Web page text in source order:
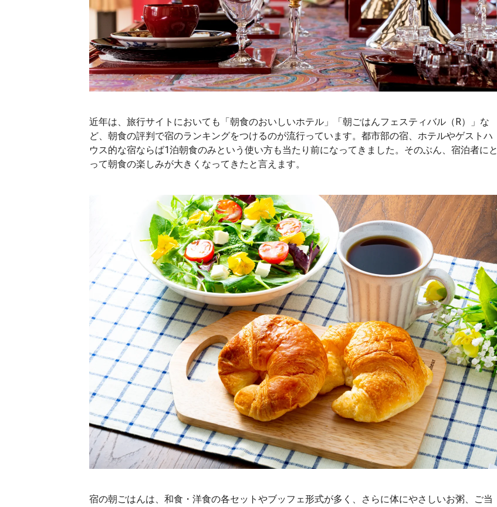
近年は、旅行サイトにおいても「朝食のおいしいホテル」「朝ごはんフェスティバル（R）」な
ど、朝食の評判で宿のランキングをつけるのが流行っています。都市部の宿、ホテルやゲストハ
ウス的な宿ならば1泊朝食のみという使い方も当たり前になってきました。そのぶん、宿泊者にと
って朝食の楽しみが大きくなってきたと言えます。
宿の朝ごはんは、和食・洋食の各セットやブッフェ形式が多く、さらに体にやさしいお粥、ご当